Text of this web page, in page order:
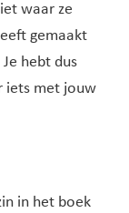
waar ze
gemaakt
hebt dus
iets met jouw
in het boek